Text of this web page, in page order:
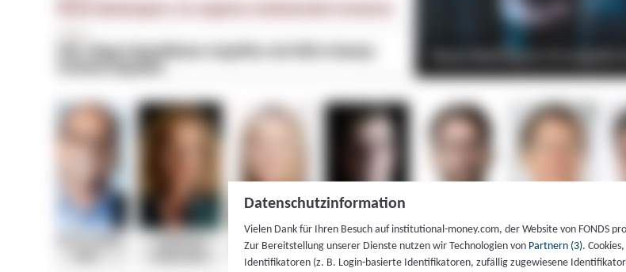
Datenschutzinformation
Vielen Dank für Ihren Besuch auf institutional-money.com, der Website von FONDS
Zur Bereitstellung unserer Dienste nutzen wir Technologien von Partnern (3).
Identifikatoren (z. B. Login-basierte Identifikatoren, zufällig zugewiesene